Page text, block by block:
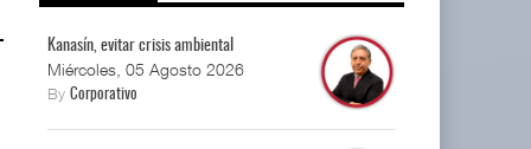
Kanasín, evitar crisis ambiental
Miércoles, 05 Agosto 2026
By Corporativo